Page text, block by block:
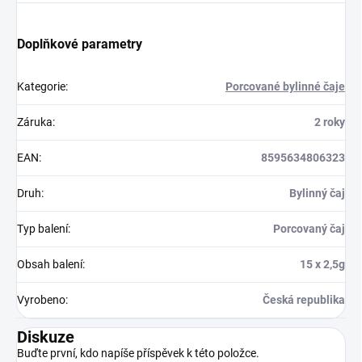
Doplňkové parametry
Kategorie: Porcované bylinné čaje
Záruka: 2 roky
EAN: 8595634806323
Druh: Bylinný čaj
Typ balení: Porcovaný čaj
Obsah balení: 15 x 2,5g
Vyrobeno: Česká republika
Diskuze
Buďte první, kdo napíše příspěvek k této položce.